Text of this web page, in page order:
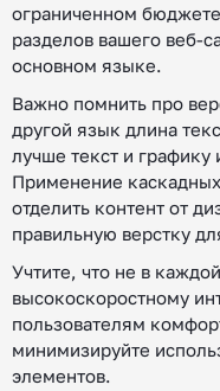
ограниченном
разделов вашего веб-
основном языке.
Важно помнить про
другой язык длина
лучше текст и графику
Применение
отделить контент от
правильную верстку
Учтите, что не в
высокоскоростному
пользователям
минимизируйте
элементов.